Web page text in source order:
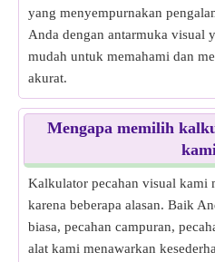
yang menyempurnakan
Anda dengan antarmuka visual
mudah untuk memahami dan
akurat.
Mengapa memilih
Kalkulator pecahan visual kami
karena beberapa alasan. Baik
biasa, pecahan campuran,
alat kami menawarkan